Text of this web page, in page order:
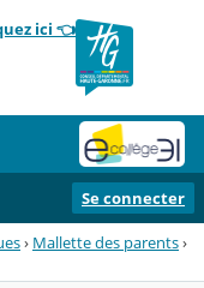
ici 👈
Se connecter
› Mallette des parents›